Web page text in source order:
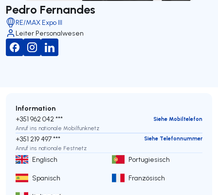
Pedro Fernandes
RE/MAX Expo III
Leiter Personalwesen
Information
+351 962 042 ***
Siehe Mobiltelefon
Anruf ins nationale Mobilfunknetz
+351 219 497 ***
Siehe Telefonnummer
Anruf ins nationale Festnetz
Englisch Portugiesisch
Spanisch Französisch